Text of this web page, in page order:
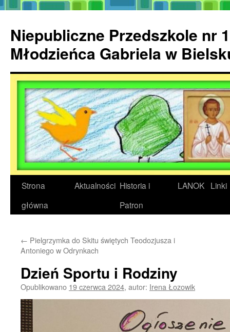
treści
Niepubliczne Przedszkole nr
Młodzieńca Gabriela w
Strona
główna
Aktualności Historia i
Patron
LANOK Linki
← Pielgrzymka do Skitu świętych Teodozjusza i
Antoniego w Odrynkach
Dzień Sportu i Rodziny
Opublikowano 19 czerwca 2024, autor: Irena Łozowik